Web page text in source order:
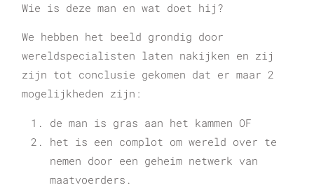
Wie is deze man en wat doet hij?
We hebben het beeld grondig door
wereldspecialisten laten nakijken en zij
zijn tot conclusie gekomen dat er maar 2
mogelijkheden zijn:
de man is gras aan het kammen OF
het is een complot om wereld over te
nemen door een geheim netwerk van
maatvoerders.